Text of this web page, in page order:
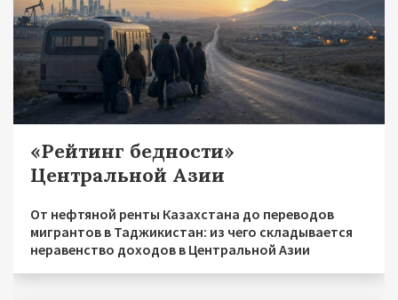
«Рейтинг бедности»
Центральной Азии
От нефтяной ренты Казахстана до переводов
мигрантов в Таджикистан: из чего складывается
неравенство доходов в Центральной Азии